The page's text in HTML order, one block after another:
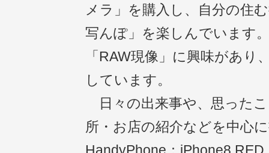
メラ」を購入し、自分の住
写んぽ」を楽しんでいます
「RAW現像」に興味があり
しています。
日々の出来事や、思った
所・お店の紹介などを中心